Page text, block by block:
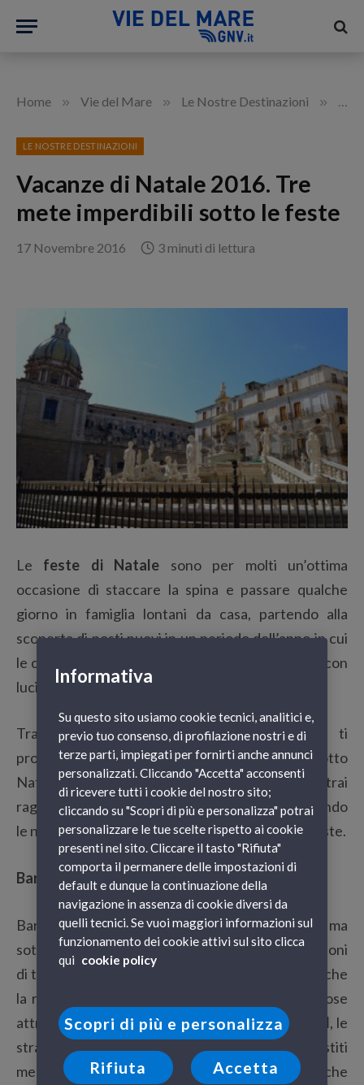
Home » Vie del Mare » Le Nostre Destinazioni »
LE NOSTRE DESTINAZIONI
Vacanze di Natale 2016. Tre
mete imperdibili sotto le feste
17 Novembre 2016 3 minuti di lettura
Le feste di Natale sono per molti un’ottima
occasione di staccare la spina e passare qualche
giorno in famiglia lontani da casa, partendo alla
scoperta di posti nuovi in un periodo dell’anno in cui
le città di tutto il mondo esaltano la loro bellezza con
luci e decorazioni.
Tra le tante possibili mete da scegliere, ti
proponiamo tre fantastiche città, imperdibili sotto
Natale, che grazie a Grandi Navi Veloci potrai
raggiungere in tutta comodità e tranquillità evitando
le noiose file che si vanno a formare durante le feste.
Barcellona, Spagna
Barcellona è una stupenda metropoli tutto l’anno ma
sotto le feste si arricchisce di eventi e manifestazioni
di tradizioni locali per la celebrazione del Natale che
la rendono davvero spettacolare. Oltre alle famose
attrazioni come laSagrada FamiliaeParco Guell, le
strade si illuminano e nelle piazze vengono allestiti
mercatini di Natale come lafiera di Santa Lucia
, che
Informativa
Su questo sito usiamo cookie tecnici, analitici e,
previo tuo consenso, di profilazione nostri e di
terze parti, impiegati per fornirti anche annunci
personalizzati. Cliccando "Accetta" acconsenti
di ricevere tutti i cookie del nostro sito;
cliccando su "Scopri di più e personalizza" potrai
personalizzare le tue scelte rispetto ai cookie
presenti nel sito. Cliccare il tasto "Rifiuta"
comporta il permanere delle impostazioni di
default e dunque la continuazione della
navigazione in assenza di cookie diversi da
quelli tecnici. Se vuoi maggiori informazioni sul
funzionamento dei cookie attivi sul sito clicca
qui cookie policy
Scopri di più e personalizza
Rifiuta Accetta